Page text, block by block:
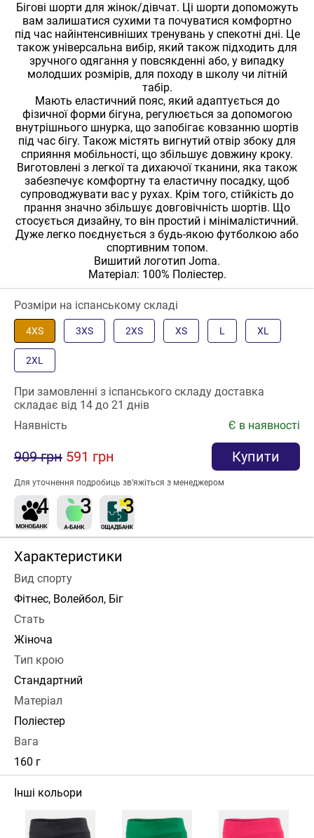
Бігові шорти для жінок/дівчат. Ці шорти допоможуть
вам залишатися сухими та почуватися комфортно
під час найінтенсивніших тренувань у спекотні дні. Це
також універсальна вибір, який також підходить для
зручного одягання у повсякденні або, у випадку
молодших розмірів, для походу в школу чи літній
табір.
Мають еластичний пояс, який адаптується до
фізичної форми бігуна, регулюється за допомогою
внутрішнього шнурка, що запобігає ковзанню шортів
під час бігу. Також містять вигнутий отвір збоку для
сприяння мобільності, що збільшує довжину кроку.
Виготовлені з легкої та дихаючої тканини, яка також
забезпечує комфортну та еластичну посадку, щоб
супроводжувати вас у рухах. Крім того, стійкість до
прання значно збільшує довговічність шортів. Що
стосується дизайну, то він простий і мінімалістичний.
Дуже легко поєднується з будь-якою футболкою або
спортивним топом.
Вишитий логотип Joma.
Матеріал: 100% Поліестер.
Розміри на іспанському складі
4XS 3XS 2XS XS L XL
2XL
При замовленні з іспанського складу доставка
складає від 14 до 21 днів
Наявність
Є в наявності
909 грн 591 грн Купити
Для уточнення подробиць зв’яжіться з менеджером
Характеристики
Вид спорту
Фітнес, Волейбол, Біг
Стать
Жіноча
Тип крою
Стандартний
Матеріал
Поліестер
Вага
160 г
Інші кольори